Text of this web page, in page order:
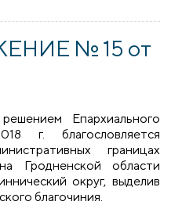
№ 15 от
Епархиального
г. благословляется
границах
Гродненской области
округ, выделив
благочиния.